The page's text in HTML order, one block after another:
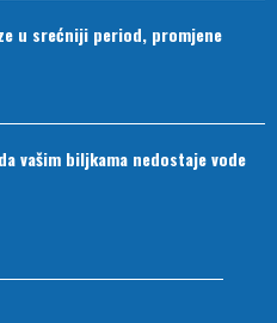
u srećniji period, promjene
vašim biljkama nedostaje vode